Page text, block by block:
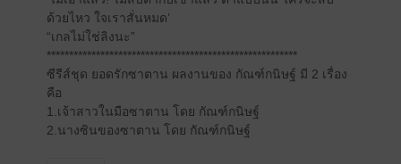
ด้วยไหว ใจเราสั่นหมด’
“เกลไม่ใช่ลิงนะ”
********************************************************
ซีรีส์ชุด ยอดรักซาตาน ผลงานของ กัณฑ์กนิษฐ์ มี 2 เรื่อง
คือ
1.เจ้าสาวในมือซาตาน โดย กัณฑ์กนิษฐ์
2.นางซินของซาตาน โดย กัณฑ์กนิษฐ์